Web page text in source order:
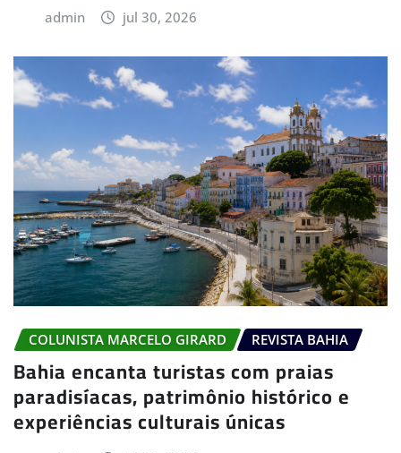
admin jul 30, 2026
COLUNISTA MARCELO GIRARD REVISTA BAHIA
Bahia encanta turistas com praias
paradisíacas, patrimônio histórico e
experiências culturais únicas